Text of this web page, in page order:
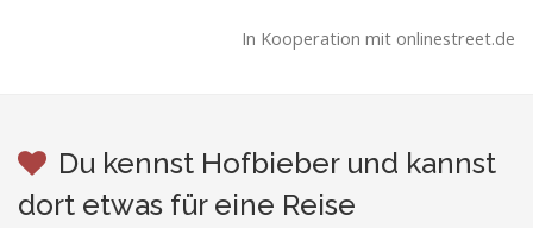
In Kooperation mit onlinestreet.de
Du kennst Hofbieber und kannst
dort etwas für eine Reise